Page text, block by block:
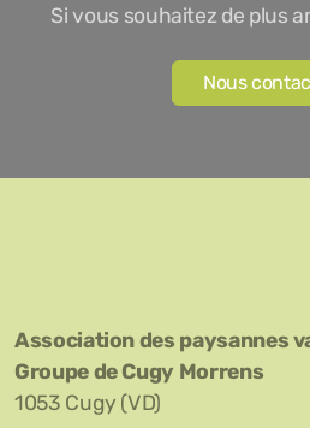
Si vous souhaitez de plus
Nous
Association des paysannes
Groupe de Cugy Morrens
1053 Cugy (VD)